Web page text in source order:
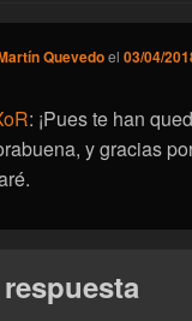
Quevedoel03/04/
: ¡Pues te han
y gracias